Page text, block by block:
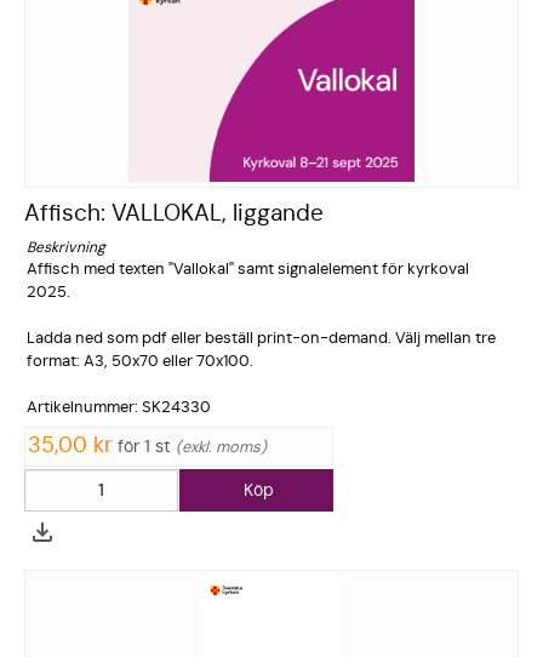
Affisch: VALLOKAL, liggande
Beskrivning
Affisch med texten "Vallokal" samt signalelem­­ent för kyrkoval
2025.
Ladda ned som pdf eller beställ print-on-demand. Välj mellan tre
format: A3, 50x70 eller 70x100.
Artikelnum­­mer: SK24330
35,00 kr för 1 st exkl. moms
Köp